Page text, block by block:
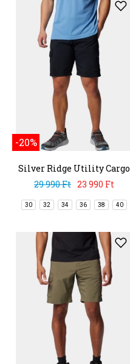
-20%
Silver Ridge Utility Cargo
Short
29 990 Ft 23 990 Ft
30 32 34 36 38 40